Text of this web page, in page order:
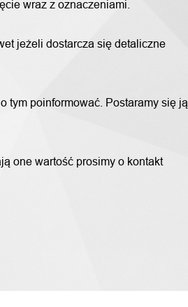
wraz z oznaczeniami.
jeżeli dostarcza się detaliczne
tym poinformować. Postaramy się ją
one wartość prosimy o kontakt